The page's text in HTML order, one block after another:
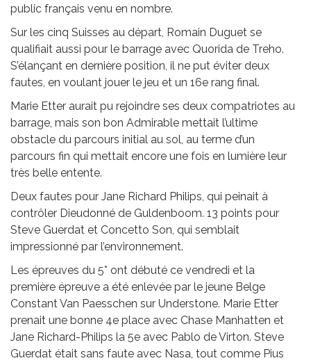
public français venu en nombre.
Sur les cinq Suisses au départ, Romain Duguet se
qualifiait aussi pour le barrage avec Quorida de Treho.
S’élançant en dernière position, il ne put éviter deux
fautes, en voulant jouer le jeu et un 16e rang final.
Marie Etter aurait pu rejoindre ses deux compatriotes au
barrage, mais son bon Admirable mettait l’ultime
obstacle du parcours initial au sol, au terme d’un
parcours fin qui mettait encore une fois en lumière leur
très belle entente.
Deux fautes pour Jane Richard Philips, qui peinait à
contrôler Dieudonné de Guldenboom. 13 points pour
Steve Guerdat et Concetto Son, qui semblait
impressionné par l’environnement.
Les épreuves du 5* ont débuté ce vendredi et la
première épreuve a été enlevée par le jeune Belge
Constant Van Paesschen sur Understone. Marie Etter
prenait une bonne 4e place avec Chase Manhatten et
Jane Richard-Philips la 5e avec Pablo de Virton. Steve
Guerdat était sans faute avec Nasa, tout comme Pius